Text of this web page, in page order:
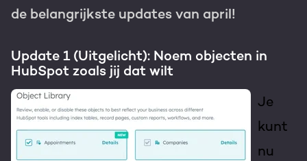
Growth-driven design
Nederlands Zoek
de belangrijkste updates van april!
Update 1 (Uitgelicht): Noem objecten in
HubSpot zoals jij dat wilt
Je
kunt
nu